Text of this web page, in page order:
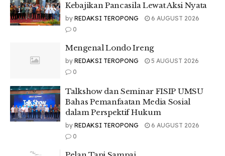
Kebajikan Pancasila Lewat Aksi Nyata
by REDAKSI TEROPONG
6 AUGUST 2026
0
Mengenal Londo Ireng
by REDAKSI TEROPONG
5 AUGUST 2026
0
Talkshow dan Seminar FISIP UMSU
Bahas Pemanfaatan Media Sosial
dalam Perspektif Hukum
by REDAKSI TEROPONG
6 AUGUST 2026
0